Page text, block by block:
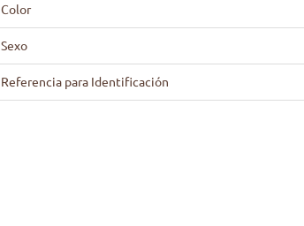
Color
Sexo
Referencia para Identificación